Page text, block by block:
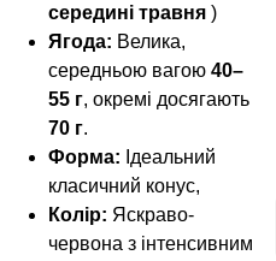
середині травня )
Ягода: Велика,
середньою вагою 40–
55 г, окремі досягають
70 г.
Форма: Ідеальний
класичний конус,
Колір: Яскраво-
червона з інтенсивним